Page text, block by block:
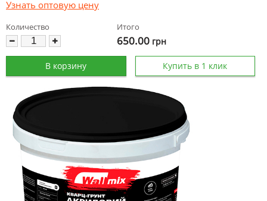
Узнать оптовую цену
Количество Итого
650.00 грн
В корзину Купить в 1 клик